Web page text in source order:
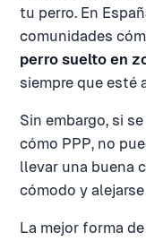
tu perro. En
comunidades
perro suelto en
siempre que esté
Sin embargo, si
cómo PPP, no
llevar una buena
cómodo y
La mejor forma